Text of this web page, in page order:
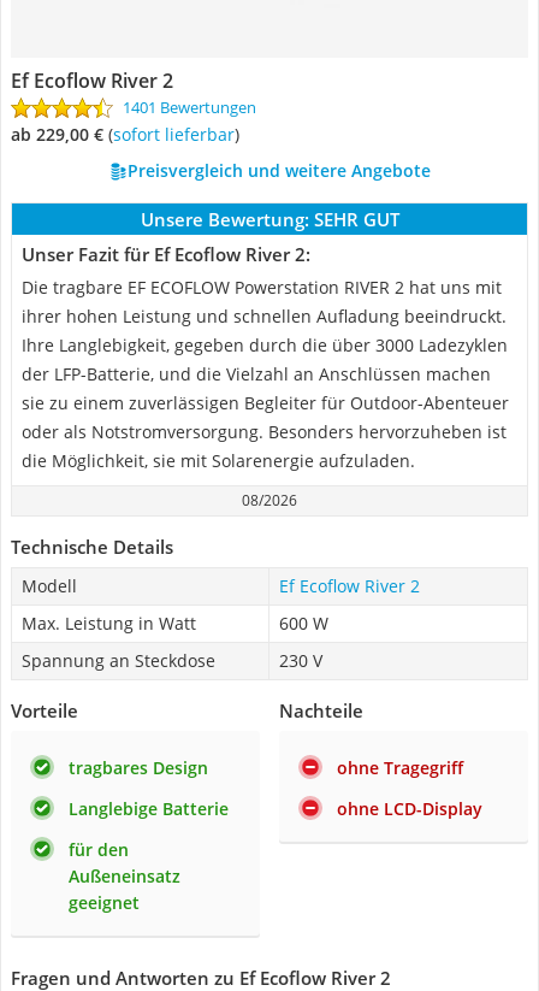
Ef Ecoflow River 2
1401 Bewertungen
ab 229,00 € ( Sofort lieferbar)
Preisvergleich und weitere Angebote
Unsere Bewertung: SEHR GUT
Unser Fazit für Ef Ecoflow River 2:
Die tragbare EF ECOFLOW Powerstation RIVER 2 hat uns mit
ihrer hohen Leistung und schnellen Aufladung beeindruckt.
Ihre Langlebigkeit, gegeben durch die über 3000 Ladezyklen
der LFP-Batterie, und die Vielzahl an Anschlüssen machen
sie zu einem zuverlässigen Begleiter für Outdoor-Abenteuer
oder als Notstromversorgung. Besonders hervorzuheben ist
die Möglichkeit, sie mit Solarenergie aufzuladen.
08/2026
Technische Details
Modell
Ef Ecoflow River 2
Max. Leistung in Watt
600 W
Spannung an Steckdose
230 V
Vorteile
tragbares Design
Langlebige Batterie
für den
Außeneinsatz
geeignet
Nachteile
ohne Tragegriff
ohne LCD-Display
Fragen und Antworten zu Ef Ecoflow River 2